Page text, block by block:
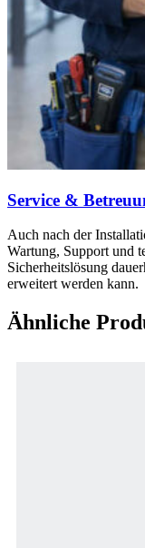
Service &
Auch nach der
Wartung, Support und
Sicherheitslösung
erweitert werden kann.
Ähnliche